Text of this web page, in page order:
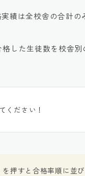
績は全校舎の合計の
した生徒数を校舎別
ください！
押すと合格率順に並び